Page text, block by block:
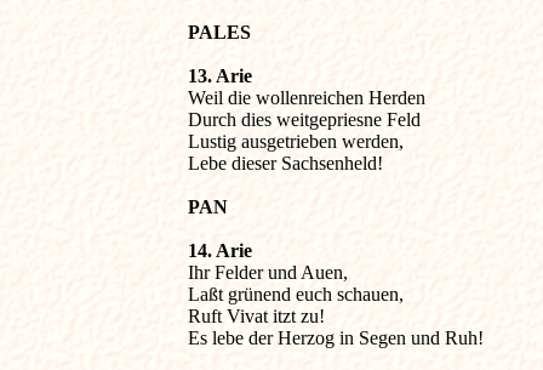
PALES
13. Arie
Weil die wollenreichen Herden
Durch dies weitgepriesne Feld
Lustig ausgetrieben werden,
Lebe dieser Sachsenheld!
PAN
14. Arie
Ihr Felder und Auen,
Laßt grünend euch schauen,
Ruft Vivat itzt zu!
Es lebe der Herzog in Segen und Ruh!